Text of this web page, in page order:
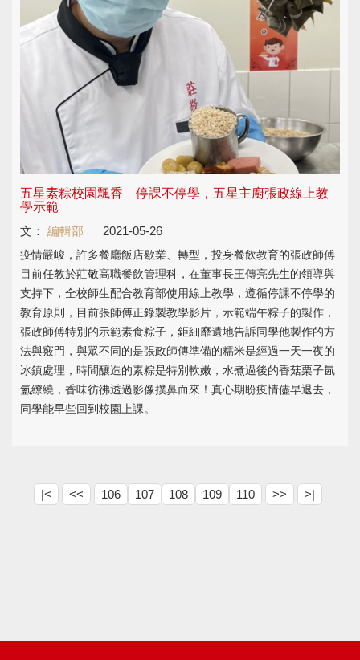
五星素粽校園飄香 停課不停學，五星主廚張政線上教
學示範
文： 編輯部 2021-05-26
疫情嚴峻，許多餐廳飯店歇業、轉型，投身餐飲教育的張政師傅
目前任教於莊敬高職餐飲管理科，在董事長王傳亮先生的領導與
支持下，全校師生配合教育部使用線上教學，遵循停課不停學的
教育原則，目前張師傅正錄製教學影片，示範端午粽子的製作，
張政師傅特別的示範素食粽子，鉅細靡遺地告訴同學他製作的方
法與竅門，與眾不同的是張政師傅準備的糯米是經過一天一夜的
冰鎮處理，時間釀造的素粽是特別軟嫩，水煮過後的香菇栗子氤
氳繚繞，香味彷彿透過影像撲鼻而來！真心期盼疫情儘早退去，
同學能早些回到校園上課。
|< << 106 107 108 109 110 >> >|